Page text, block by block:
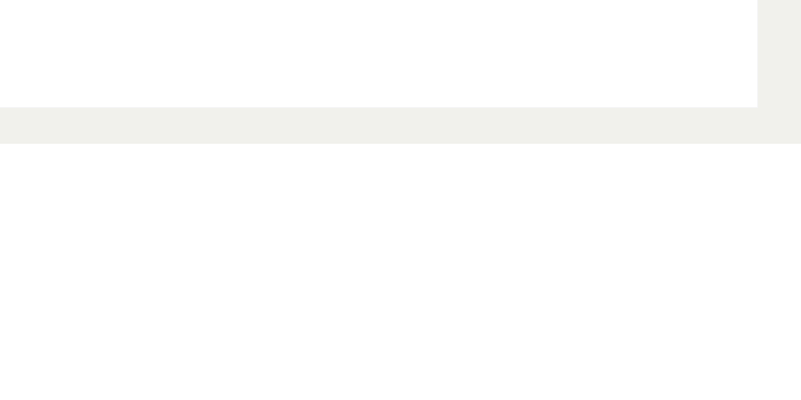
sind Zimmertür und Zarge fest miteinander